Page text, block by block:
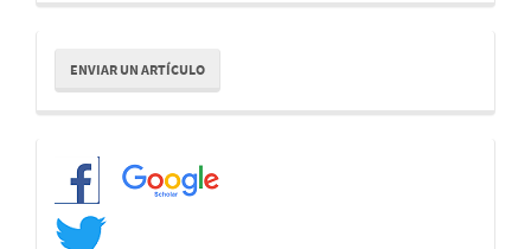
Enviar
un
artículo
ENVIAR UN ARTÍCULO
Redes